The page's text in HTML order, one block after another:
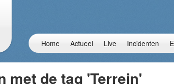
Home Actueel Live Incidenten
met de tag 'Terrein'